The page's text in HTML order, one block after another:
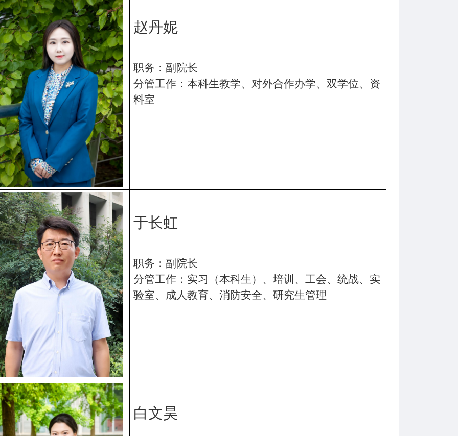
赵丹妮
职务：副院长
分管工作：本科生教学、对外合作办学、双学位、资
料室
于长虹
职务：副院长
分管工作：实习（本科生）、培训、工会、统战、实
验室、成人教育、消防安全、 研究生管理
白文昊